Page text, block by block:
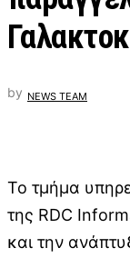
by NEWS TEAM
Το τμήμα
της RDC
και την